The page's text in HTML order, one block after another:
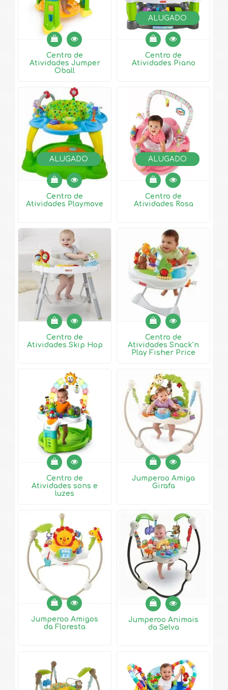
Centro de
Atividades Jumper
Oball
ALUGADO
Centro de
Atividades Piano
ALUGADO
Centro de
Atividades Playmove
ALUGADO
Centro de
Atividades Rosa
Centro de
Atividades Skip Hop
Centro de
Atividades Snack´n
Play Fisher Price
Centro de
Atividades sons e
luzes
Jumperoo Amiga
Girafa
Jumperoo Amigos
da Floresta
Jumperoo Animais
da Selva